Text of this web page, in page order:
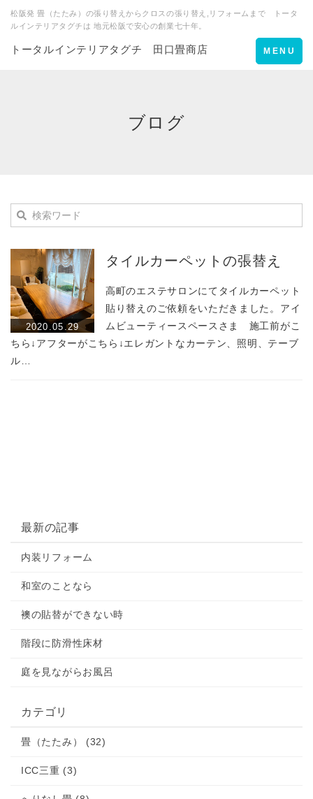
松阪発 畳（たたみ）の張り替えからクロスの張り替え,リフォームまで トータ
ルインテリアタグチは 地元松阪で安心の創業七十年。
トータルインテリアタグチ 田口畳商店
Toggle
navigation
MENU
ブログ
2020.05.29
タイルカーペットの張替え
高町のエステサロンにてタイルカーペット
貼り替えのご依頼をいただきました。アイ
ムビューティースペースさま 施工前がこ
ちら↓アフターがこちら↓エレガントなカーテン、照明、テーブ
ル…
最新の記事
内装リフォーム
和室のことなら
襖の貼替ができない時
階段に防滑性床材
庭を見ながらお風呂
カテゴリ
畳（たたみ） (32)
ICC三重 (3)